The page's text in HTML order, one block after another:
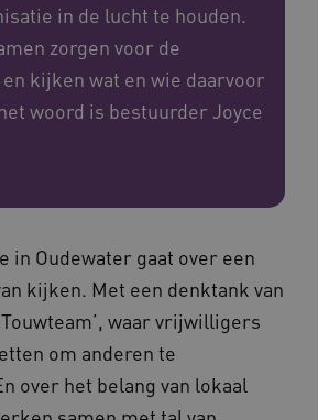
in de lucht te houden.
zorgen voor de
kijken wat en wie daarvoor
woord is bestuurder Joyce
in Oudewater gaat over een
kijken. Met een denktank van
waar vrijwilligers
om anderen te
over het belang van lokaal